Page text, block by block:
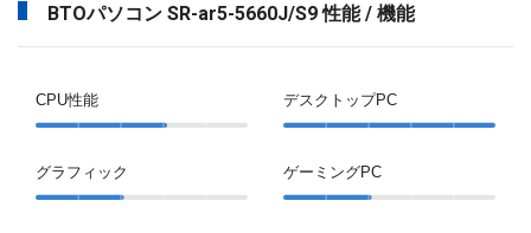
BTOパソコン SR-ar5-5660J/S9 性能 / 機能
CPU性能
グラフィック
デスクトップPC
ゲーミングPC